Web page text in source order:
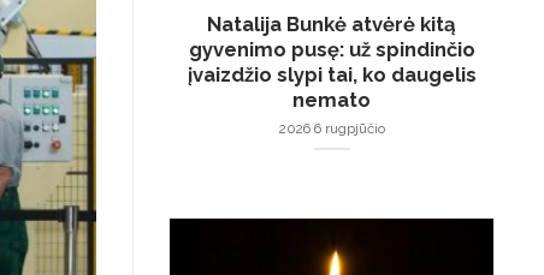
Natalija Bunkė atvėrė kitą
gyvenimo pusę: už spindinčio
įvaizdžio slypi tai, ko daugelis
nemato
2026 6 rugpjūčio